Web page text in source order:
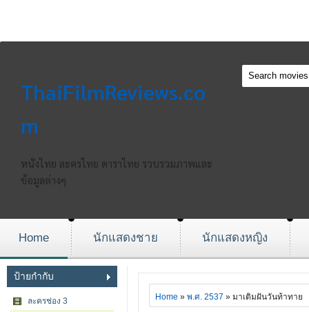
ThaiFilmReviews.co
m
หนังไทย ละครไทย ดาราไทย รวบรวมภาพและ
ข้อมูลต่างๆ
Home นักแสดงชาย นักแสดงหญิง
ป้ายกำกับ
ละครช่อง 3 Home » พ.ศ. 2537 » มาเติมฝันวันท้าทาย